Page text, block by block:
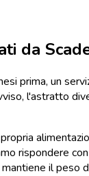
da
prima, un
l'astratto
rispondere
il peso